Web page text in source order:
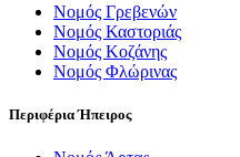
Νομός Γρεβενών
Νομός Καστοριάς
Νομός Κοζάνης
Νομός Φλώρινας
Περιφέρια Ήπειρος